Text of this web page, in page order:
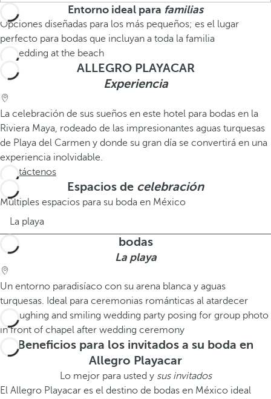
Entorno ideal para familias
Opciones diseñadas para los más pequeños; es el lugar
perfecto para bodas que incluyan a toda la familia
ALLEGRO PLAYACAR
Experiencia
La celebración de sus sueños en este hotel para bodas en la
Riviera Maya, rodeado de las impresionantes aguas turquesas
de Playa del Carmen y donde su gran día se convertirá en una
experiencia inolvidable.
Contáctenos
Espacios de celebración
Múltiples espacios para su boda en México
La playa
bodas
La playa
Un entorno paradisíaco con su arena blanca y aguas
turquesas. Ideal para ceremonias románticas al atardecer
Beneficios para los invitados a su boda en
Allegro Playacar
Lo mejor para usted y sus invitados
El Allegro Playacar es el destino de bodas en México ideal